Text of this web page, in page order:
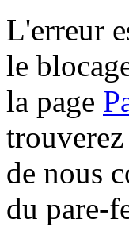
L'erreur
le
la page
de nous
du pare-